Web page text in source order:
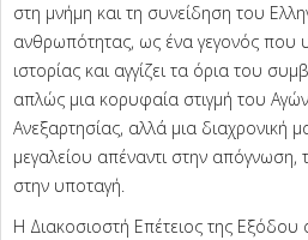
στη μνήμη και τη συνείδηση του
ανθρωπότητας, ως ένα γεγονός που
ιστορίας και αγγίζει τα όρια του
απλώς μια κορυφαία στιγμή του
Ανεξαρτησίας, αλλά μια διαχρονική
μεγαλείου απέναντι στην απόγνωση,
στην υποταγή.
Η Διακοσιοστή Επέτειος της Εξόδου